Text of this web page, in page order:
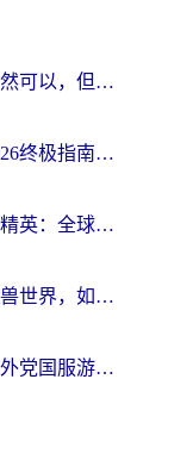
身在国外可以玩王者吗？当然可以，但你需要这份“加速”指南
海外游戏加速器哪个好？2026终极指南帮你畅玩国服+解决卡顿难题
身在海外，如何找回《反恐精英：全球攻势》国服的丝滑手感？一份给你的终极指南
从纽约到暴风城：美国玩魔兽世界，如何找到你的最佳网络航线
日本怎么玩奥拉星不卡？海外党国服游戏加速器选择全攻略